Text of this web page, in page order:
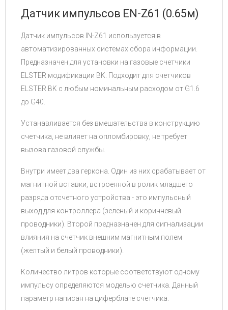
Датчик импульсов EN-Z61 (0.65м)
Датчик импульсов IN-Z61 используется в
автоматизированных системах сбора информации.
Предназначен для установки на газовые счетчики
ELSTER модификации BK. Подходит для счетчиков
ELSTER BK с любым номинальным расходом от G1.6
до G40.
Устанавливается без вмешательства в конструкцию
счетчика, не влияет на опломбировку, не требует
вызова газовой службы.
Внутри имеет два геркона. Один из них срабатывает от
магнитной вставки, встроенной в ролик младшего
разряда отсчетного устройства - это импульсный
выход для контроллера (зеленый и коричневый
проводники). Второй предназначен для сигнализации
влияния на счетчик внешним магнитным полем
(желтый и белый проводники).
Количество литров которые соответствуют одному
импульсу определяются моделью счетчика. Данный
параметр написан на циферблате счетчика.